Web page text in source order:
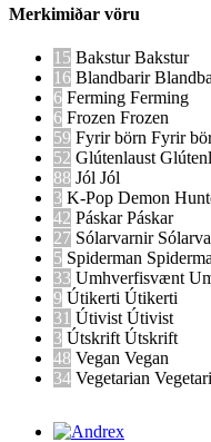
Merkimiðar vöru
15 BaksturBakstur
16 Blandbarir
6 Ferming Ferming
6 Frozen Frozen
59 Fyrir börn Fyrir
52 Glútenlaust
88 Jól Jól
3 K-Pop Demon
42 PáskarPáskar
27 Sólarvarnir
5 Spiderman
33 Umhverfisvænt
9 Útikerti Útikerti
31 Útivist Útivist
3 Útskrift Útskrift
48 Vegan Vegan
34 Vegetarian